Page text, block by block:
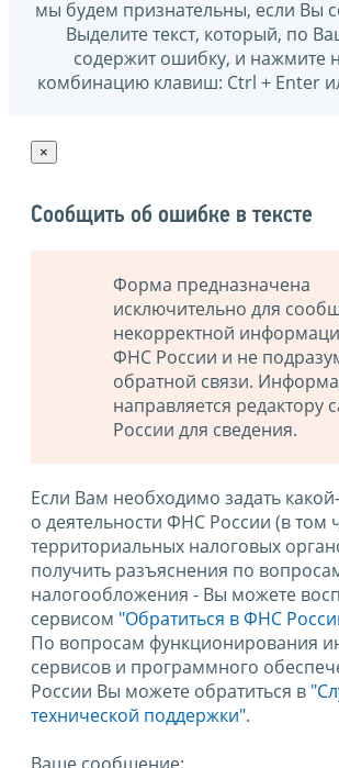
мы будем признательны, если Вы
Выделите текст, который, по
содержит ошибку, и нажмите
комбинацию клавиш: Ctrl + Enter
×
Сообщить об ошибке в тексте
Форма предназначена
исключительно для
некорректной
ФНС России и не
обратной связи.
направляется редактору
России для сведения.
Если Вам необходимо задать
о деятельности ФНС России (в том
территориальных налоговых
получить разъяснения по
налогообложения - Вы можете
сервисом "Обратиться в ФНС
По вопросам функционирования
сервисов и программного
России Вы можете обратиться в
технической поддержки".